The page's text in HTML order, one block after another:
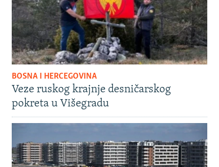
BOSNA I HERCEGOVINA
Veze ruskog krajnje desničarskog
pokreta u Višegradu